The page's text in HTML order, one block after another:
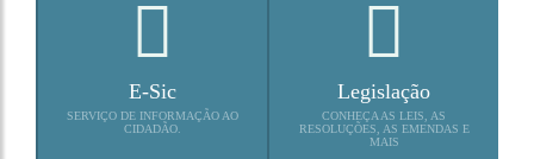
E-Sic
SERVIÇO DE INFORMAÇÃO AO
CIDADÃO.
Legislação
CONHEÇA AS LEIS, AS
RESOLUÇÕES, AS EMENDAS E
MAIS